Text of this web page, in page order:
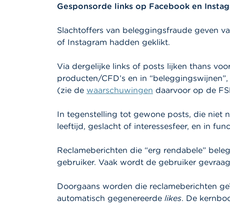
Gesponsorde links op Facebook en
Slachtoffers van beleggingsfraude geven
of Instagram hadden geklikt.
Via dergelijke links of posts lijken thans
producten/CFD’s en in
(zie de waarschuwingen daarvoor op de
In tegenstelling tot gewone posts, die niet
leeftijd, geslacht of interessesfeer, en in
Reclameberichten die “erg rendabele”
gebruiker. Vaak wordt de gebruiker
Doorgaans worden die reclameberichten
automatisch gegenereerde likes. De